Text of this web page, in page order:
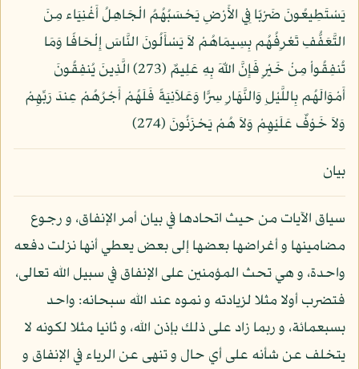
يَسْتَطِيعُونَ ضَرْبًا فِي الأَرْضِ يَحْسَبُهُمُ الْجَاهِلُ أَغْنِيَاء مِنَ
التَّعَفُّفِ تَعْرِفُهُم بِسِيمَاهُمْ لاَ يَسْأَلُونَ النَّاسَ إِلْحَافًا وَمَا
تُنفِقُواْ مِنْ خَيْرٍ فَإِنَّ اللّهَ بِهِ عَلِيمٌ (273) الَّذِينَ يُنفِقُونَ
أَمْوَالَهُم بِاللَّيْلِ وَالنَّهَارِ سِرًّا وَعَلاَنِيَةً فَلَهُمْ أَجْرُهُمْ عِندَ رَبِّهِمْ
وَلاَ خَوْفٌ عَلَيْهِمْ وَلاَ هُمْ يَحْزَنُونَ (274)
بيان
سياق الآيات من حيث اتحادها في بيان أمر الإنفاق، و رجوع
مضامينها و أغراضها بعضها إلى بعض يعطي أنها نزلت دفعه
واحدة، و هي تحث المؤمنين على الإنفاق في سبيل الله تعالى،
فتضرب أولا مثلا لزيادته و نموه عند الله سبحانه: واحد
بسبعمائة، و ربما زاد على ذلك بإذن الله، و ثانيا مثلا لكونه لا
يتخلف عن شأنه على أي حال و تنهى عن الرياء في الإنفاق و